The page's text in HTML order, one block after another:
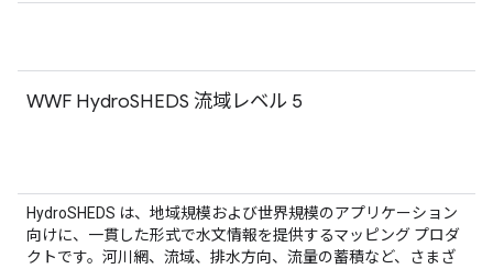
WWF HydroSHEDS 流域レベル 5
HydroSHEDS は、地域規模および世界規模のアプリケーション
向けに、一貫した形式で水文情報を提供するマッピング プロダ
クトです。河川網、流域、排水方向、流量の蓄積など、さまざ